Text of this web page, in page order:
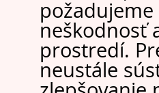
neškodnosť
prostredí.
neustále